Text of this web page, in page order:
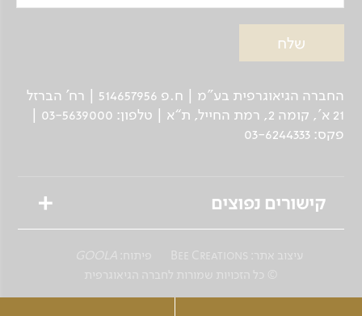
החברה הגיאוגרפית בע"מ | ח.פ 514657956 | רח’ הברזל
21 א', קומה 2, רמת החייל, ת“א | טלפון: 03-5639000 |
פקס: 03-6244333
קישורים נפוצים
שייט גיאוגרפי